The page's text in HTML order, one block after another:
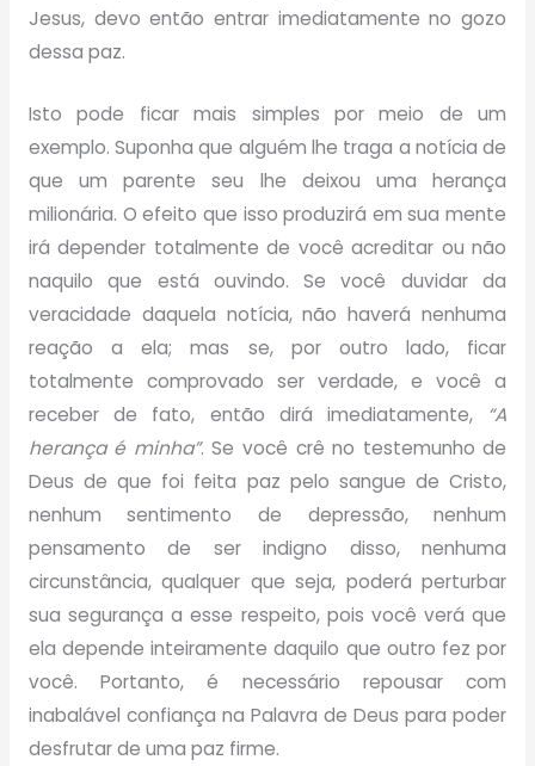
Jesus, devo então entrar imediatamente no gozo
dessa paz.
Isto pode ficar mais simples por meio de um
exemplo. Suponha que alguém lhe traga a notícia de
que um parente seu lhe deixou uma herança
milionária. O efeito que isso produzirá em sua mente
irá depender totalmente de você acreditar ou não
naquilo que está ouvindo. Se você duvidar da
veracidade daquela notícia, não haverá nenhuma
reação a ela; mas se, por outro lado, ficar
totalmente comprovado ser verdade, e você a
receber de fato, então dirá imediatamente, “A
herança é minha”. Se você crê no testemunho de
Deus de que foi feita paz pelo sangue de Cristo,
nenhum sentimento de depressão, nenhum
pensamento de ser indigno disso, nenhuma
circunstância, qualquer que seja, poderá perturbar
sua segurança a esse respeito, pois você verá que
ela depende inteiramente daquilo que outro fez por
você. Portanto, é necessário repousar com
inabalável confiança na Palavra de Deus para poder
desfrutar de uma paz firme.